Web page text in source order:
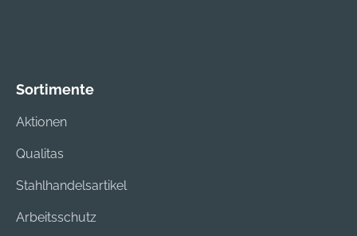
Sortimente
Aktionen
Qualitas
Stahlhandelsartikel
Arbeitsschutz